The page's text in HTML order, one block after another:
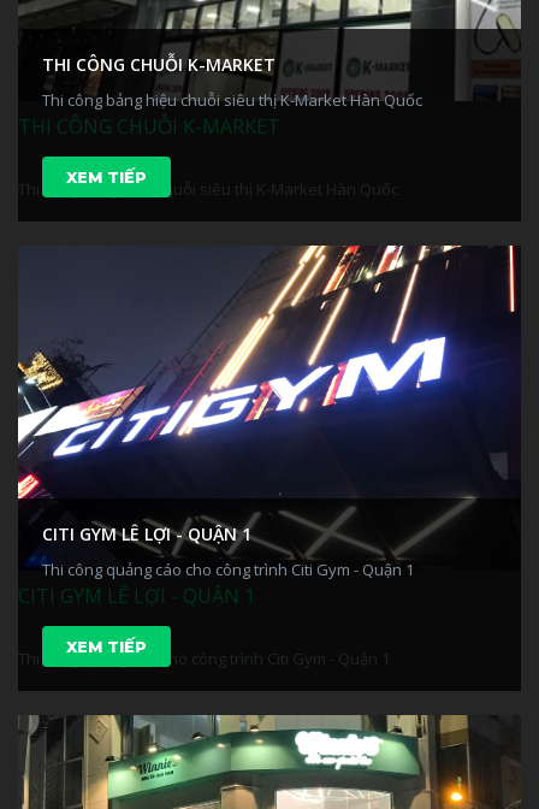
THI CÔNG CHUỖI K-MARKET
Thi công bảng hiệu chuỗi siêu thị K-Market Hàn Quốc
XEM TIẾP
THI CÔNG CHUỖI K-MARKET
Thi công bảng hiệu chuỗi siêu thị K-Market Hàn Quốc
CITI GYM LÊ LỢI - QUẬN 1
Thi công quảng cáo cho công trình Citi Gym - Quận 1
XEM TIẾP
CITI GYM LÊ LỢI - QUẬN 1
Thi công quảng cáo cho công trình Citi Gym - Quận 1